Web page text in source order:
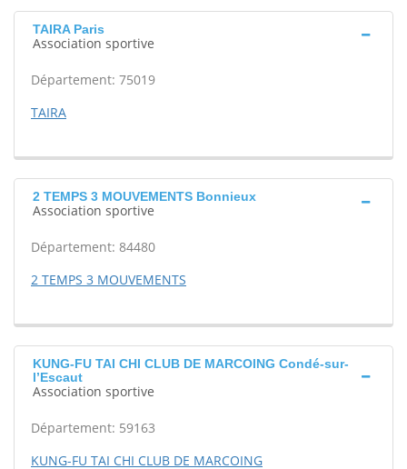
TAIRA Paris
Association sportive
Département: 75019
TAIRA
2 TEMPS 3 MOUVEMENTS Bonnieux
Association sportive
Département: 84480
2 TEMPS 3 MOUVEMENTS
KUNG-FU TAI CHI CLUB DE MARCOING Condé-sur-
l’Escaut
Association sportive
Département: 59163
KUNG-FU TAI CHI CLUB DE MARCOING